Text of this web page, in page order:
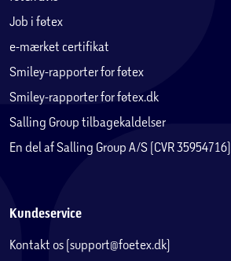
Job i føtex
e-mærket certifikat
Smiley-rapporter for føtex
Smiley-rapporter for føtex.dk
Salling Group tilbagekaldelser
En del af Salling Group A/S (CVR 35954716)
Kundeservice
Kontakt os (support@foetex.dk)